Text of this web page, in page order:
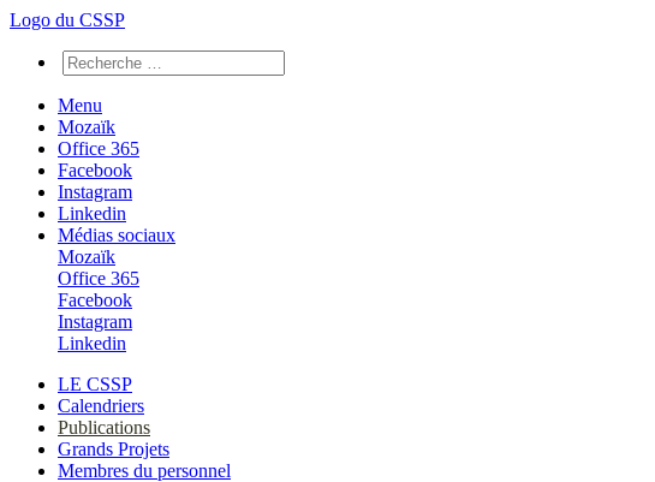
Logo du CSSP
Menu
Mozaïk
Office 365
Facebook
Instagram
Linkedin
Médias sociaux
Mozaïk
Office 365
Facebook
Instagram
Linkedin
LE CSSP
Calendriers
Publications
Grands Projets
Membres du personnel